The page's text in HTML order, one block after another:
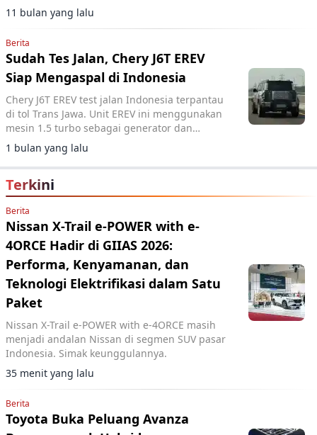
11 bulan yang lalu
Berita
Sudah Tes Jalan, Chery J6T EREV
Siap Mengaspal di Indonesia
Chery J6T EREV test jalan Indonesia terpantau
di tol Trans Jawa. Unit EREV ini menggunakan
mesin 1.5 turbo sebagai generator dan
berpeluang meluncur di pasar domestik.
1 bulan yang lalu
Terkini
Berita
Nissan X-Trail e-POWER with e-
4ORCE Hadir di GIIAS 2026:
Performa, Kenyamanan, dan
Teknologi Elektrifikasi dalam Satu
Paket
Nissan X-Trail e-POWER with e-4ORCE masih
menjadi andalan Nissan di segmen SUV pasar
Indonesia. Simak keunggulannya.
35 menit yang lalu
Berita
Toyota Buka Peluang Avanza